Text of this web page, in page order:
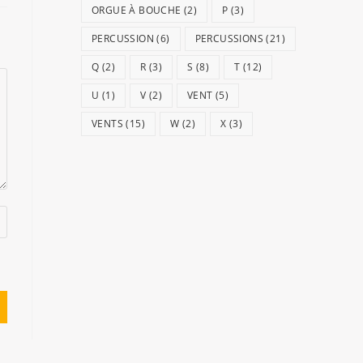
ORGUE À BOUCHE (2) P (3)
PERCUSSION (6) PERCUSSIONS (21)
Q (2) R (3) S (8) T (12)
U (1) V (2) VENT (5)
VENTS (15) W (2) X (3)